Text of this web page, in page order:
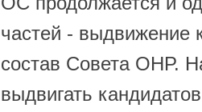
частей - выдвижение
состав Совета ОНР.
выдвигать